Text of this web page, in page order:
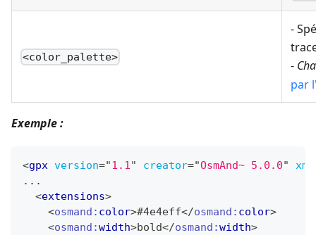
<color_palette>
-
-
par
Exemple :
<gpx version="1.1" creator="OsmAnd~ 5.0.0"
...
<extensions>
<osmand: color>#4e4eff</osmand: color>
<osmand:width>bold</osmand:width>